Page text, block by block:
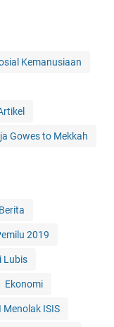
Kemanusiaan
Gowes to Mekkah
Berita
2019
Lubis
Ekonomi
Menolak ISIS